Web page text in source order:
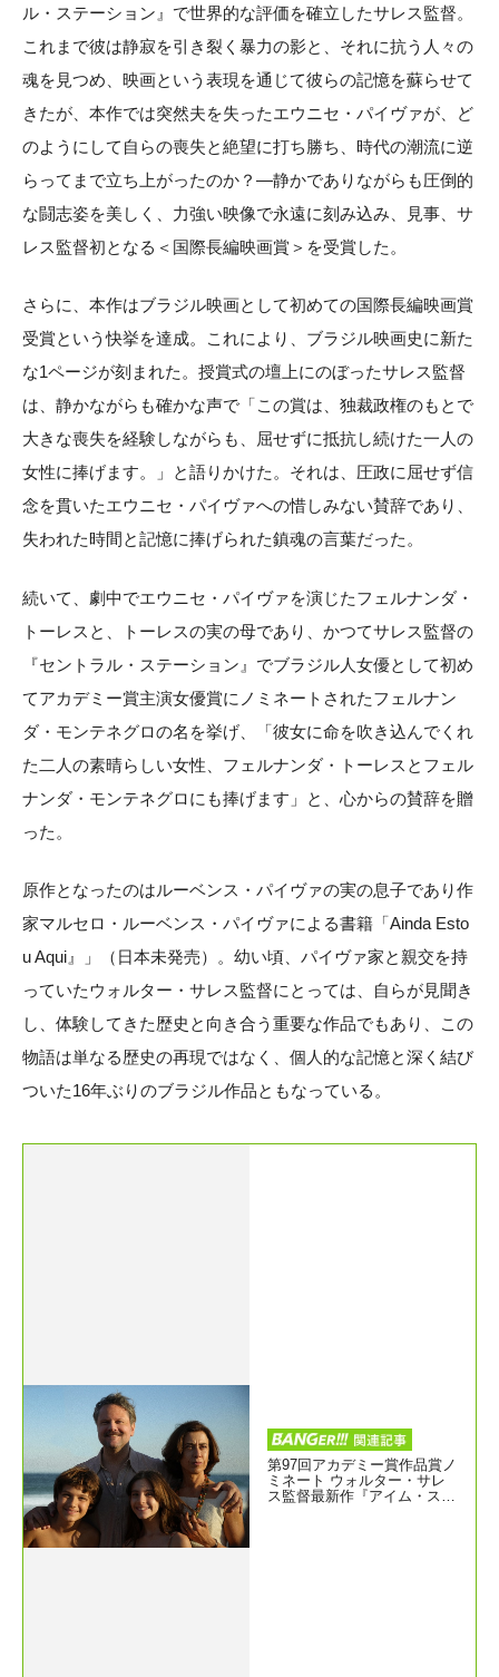
ル・ステーション』で世界的な評価を確立したサレス監督。
これまで彼は静寂を引き裂く暴力の影と、それに抗う人々の
魂を見つめ、映画という表現を通じて彼らの記憶を蘇らせて
きたが、本作では突然夫を失ったエウニセ・パイヴァが、ど
のようにして自らの喪失と絶望に打ち勝ち、時代の潮流に逆
らってまで立ち上がったのか？―静かでありながらも圧倒的
な闘志姿を美しく、力強い映像で永遠に刻み込み、見事、サ
レス監督初となる＜国際長編映画賞＞を受賞した。
さらに、本作はブラジル映画として初めての国際長編映画賞
受賞という快挙を達成。これにより、ブラジル映画史に新た
な1ページが刻まれた。授賞式の壇上にのぼったサレス監督
は、静かながらも確かな声で「この賞は、独裁政権のもとで
大きな喪失を経験しながらも、屈せずに抵抗し続けた一人の
女性に捧げます。」と語りかけた。それは、圧政に屈せず信
念を貫いたエウニセ・パイヴァへの惜しみない賛辞であり、
失われた時間と記憶に捧げられた鎮魂の言葉だった。
続いて、劇中でエウニセ・パイヴァを演じたフェルナンダ・
トーレスと、トーレスの実の母であり、かつてサレス監督の
『セントラル・ステーション』でブラジル人女優として初め
てアカデミー賞主演女優賞にノミネートされたフェルナン
ダ・モンテネグロの名を挙げ、「彼女に命を吹き込んでくれ
た二人の素晴らしい女性、フェルナンダ・トーレスとフェル
ナンダ・モンテネグロにも捧げます」と、心からの賛辞を贈
った。
原作となったのはルーベンス・パイヴァの実の息子であり作
家マルセロ・ルーベンス・パイヴァによる書籍「Ainda Esto
u Aqui』」（日本未発売）。幼い頃、パイヴァ家と親交を持
っていたウォルター・サレス監督にとっては、自らが見聞き
し、体験してきた歴史と向き合う重要な作品でもあり、この
物語は単なる歴史の再現ではなく、個人的な記憶と深く結び
ついた16年ぶりのブラジル作品ともなっている。
第97回アカデミー賞作品賞ノ
ミネート ウォルター・サレ
ス監督最新作『アイム・ステ